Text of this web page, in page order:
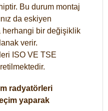
Bu durum montaj
da eskiyen
herhangi bir değişiklik
verir.
ISO VE TSE
radyatörleri
yaparak